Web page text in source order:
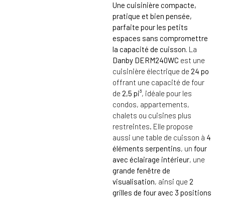
Une cuisinière compacte,
pratique et bien pensée,
parfaite pour les petits
espaces sans compromettre
la capacité de cuisson. La
Danby DERM240WC est une
cuisinière électrique de 24 po
offrant une capacité de four
de 2,5 pi³, idéale pour les
condos, appartements,
chalets ou cuisines plus
restreintes. Elle propose
aussi une table de cuisson à 4
éléments serpentins, un four
avec éclairage intérieur, une
grande fenêtre de
visualisation, ainsi que 2
grilles de four avec 3 positions